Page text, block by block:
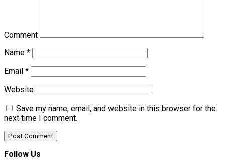
Comment
Name *
Email *
Website
Save my name, email, and website in this browser for the
next time I comment.
Follow Us